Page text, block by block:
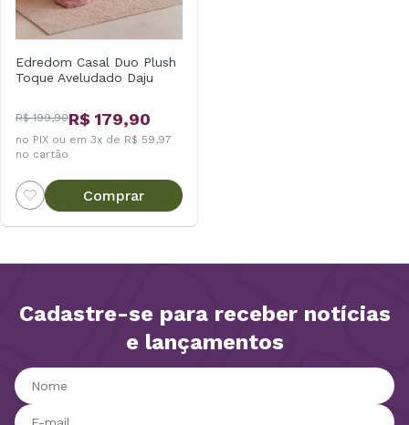
Edredom Casal Duo Plush
Toque Aveludado Daju
R$ 199,90R$ 179,90
no PIX ou em 3x de R$ 59,97
no cartão
Comprar
Cadastre-se para receber notícias
e lançamentos